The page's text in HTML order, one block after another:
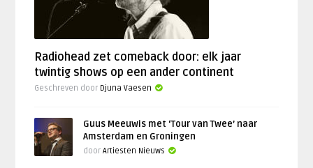
Radiohead zet comeback door: elk jaar
twintig shows op een ander continent
Geschreven door Djuna Vaesen
Guus Meeuwis met ‘Tour van Twee’ naar
Amsterdam en Groningen
doorArtiesten Nieuws